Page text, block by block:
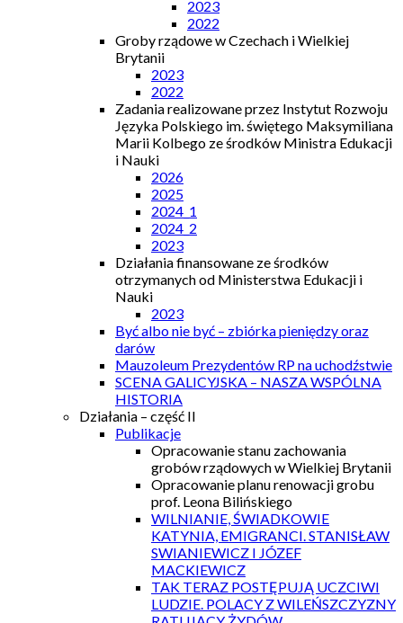
2023
2022
Groby rządowe w Czechach i Wielkiej
Brytanii
2023
2022
Zadania realizowane przez Instytut Rozwoju
Języka Polskiego im. świętego Maksymiliana
Marii Kolbego ze środków Ministra Edukacji
i Nauki
2026
2025
2024_1
2024_2
2023
Działania finansowane ze środków
otrzymanych od Ministerstwa Edukacji i
Nauki
2023
Być albo nie być – zbiórka pieniędzy oraz
darów
Mauzoleum Prezydentów RP na uchodźstwie
SCENA GALICYJSKA – NASZA WSPÓLNA
HISTORIA
Działania – część II
Publikacje
Opracowanie stanu zachowania
grobów rządowych w Wielkiej Brytanii
Opracowanie planu renowacji grobu
prof. Leona Bilińskiego
WILNIANIE, ŚWIADKOWIE
KATYNIA, EMIGRANCI. STANISŁAW
SWIANIEWICZ I JÓZEF
MACKIEWICZ
TAK TERAZ POSTĘPUJĄ UCZCIWI
LUDZIE. POLACY Z WILEŃSZCZYZNY